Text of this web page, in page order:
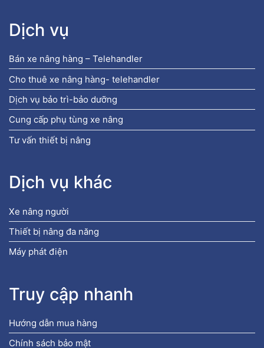
Dịch vụ
Bán xe nâng hàng – Telehandler
Cho thuê xe nâng hàng- telehandler
Dịch vụ bảo trì-bảo dưỡng
Cung cấp phụ tùng xe nâng
Tư vấn thiết bị nâng
Dịch vụ khác
Xe nâng người
Thiết bị nâng đa năng
Máy phát điện
Truy cập nhanh
Hướng dẫn mua hàng
Chính sách bảo mật